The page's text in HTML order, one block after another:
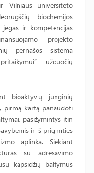
Vilniaus universiteto
biochemijos
ir kompetencijas
projekto
pernašos sistema
užduočių
bioaktyvių junginių
pirmą kartą panaudoti
pasižymintys itin
ir iš prigimties
aplinka. Siekiant
su adresavimo
kapsidžių baltymus